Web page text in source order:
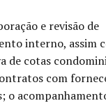
e revisão de
interno, assim
de cotas
com
o